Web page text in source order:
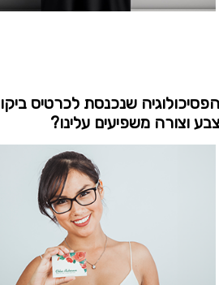
הפסיכולוגיה שנכנסת לכרטיס
צבע וצורה משפיעים עלינו?